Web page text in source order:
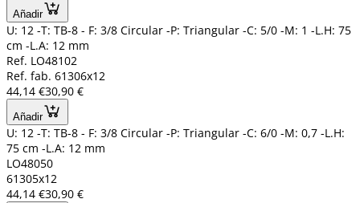
Añadir
U: 12 -T: TB-8 - F: 3/8 Circular -P: Triangular -C: 5/0 -M: 1 -L.H: 75
cm -L.A: 12 mm
Ref. LO48102
Ref. fab. 61306x12
44,14 €30,90 €
Añadir
U: 12 -T: TB-8 - F: 3/8 Circular -P: Triangular -C: 6/0 -M: 0,7 -L.H:
75 cm -L.A: 12 mm
LO48050
61305x12
44,14 €30,90 €